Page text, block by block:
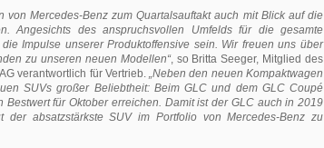
von Mercedes-Benz zum Quartalsauftakt auch mit Blick auf die
Angesichts des anspruchsvollen Umfelds für die gesamte
Impulse unserer Produktoffensive sein. Wir freuen uns über
zu unseren neuen Modellen“, so Britta Seeger, Mitglied des
verantwortlich für Vertrieb.„Neben den neuen Kompaktwagen
SUVs großer Beliebtheit: Beim GLC und dem GLC Coupé
für Oktober erreichen. Damit ist der GLC auch in 2019
der absatzstärkste SUV im Portfolio von Mercedes-Benz zu